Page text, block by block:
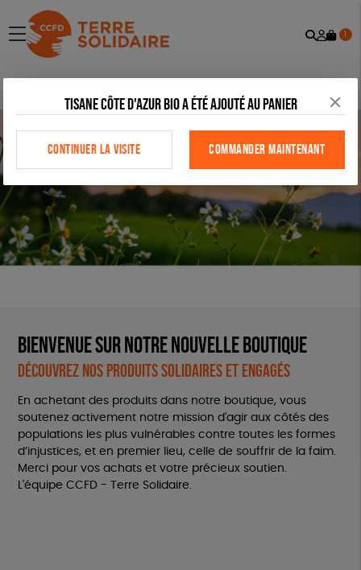
menu
Mon
1
Bienvenue sur notre nouvelle boutique
Découvrez nos produits solidaires et engagés
En achetant des produits dans notre boutique, vous
soutenez activement notre mission d'agir aux côtés des
populations les plus vulnérables contre toutes les formes
d’injustices, et en premier lieu, celle de souffrir de la faim.
Merci pour vos achats et votre précieux soutien.
L'équipe CCFD - Terre Solidaire.
Tisane côte d'azur bio a été ajouté au panier
CONTINUER LA VISITE COMMANDER MAINTENANT